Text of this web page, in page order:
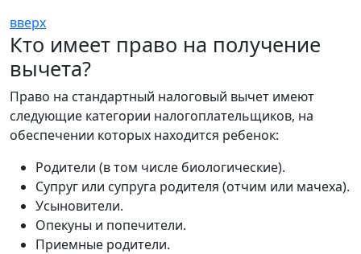
вверх
Кто имеет право на получение
вычета?
Право на стандартный налоговый вычет имеют
следующие категории налогоплательщиков, на
обеспечении которых находится ребенок:
Родители (в том числе биологические).
Супруг или супруга родителя (отчим или мачеха).
Усыновители.
Опекуны и попечители.
Приемные родители.